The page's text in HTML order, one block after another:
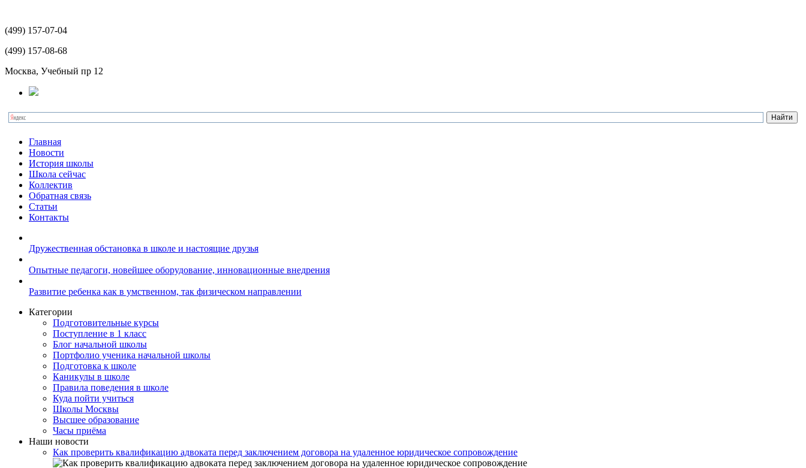
(499) 157-07-04
(499) 157-08-68
Москва, Учебный пр 12
Главная
Новости
История школы
Школа сейчас
Коллектив
Обратная связь
Статьи
Контакты
Дружественная обстановка в школе и настоящие друзья
Опытные педагоги, новейшее оборудование, инновационные внедрения
Развитие ребенка как в умственном, так физическом направлении
Категории
Подготовительные курсы
Поступление в 1 класс
Блог начальной школы
Портфолио ученика начальной школы
Подготовка к школе
Каникулы в школе
Правила поведения в школе
Куда пойти учиться
Школы Москвы
Высшее образование
Часы приёма
Наши новости
Как проверить квалификацию адвоката перед заключением договора на удаленное юридическое сопровождение